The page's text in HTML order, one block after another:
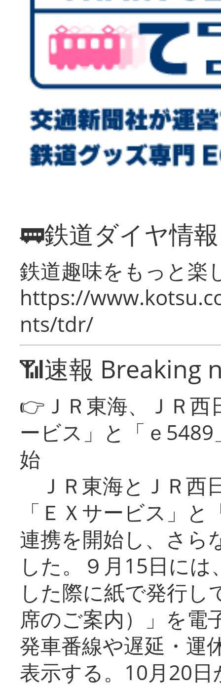
🚃鉄道ダイヤ情
鉄道趣味をもっと楽
https://
nts/tdr/
📶速報 Breaking
👉ＪＲ東海、ＪＲ
ービス」と「ｅ
始
ＪＲ東海とＪＲ西
「ＥＸサービス」
連携を開始し、さら
した。９月15日に
した際に紙で発行し
席のご案内）」を電
発車番線や遅延・運
表示する。10月20